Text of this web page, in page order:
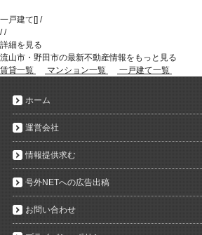
一戸建て[] /
//
詳細を見る
流山市・野田市の最新不動産情報をもっと見る
賃貸一覧
マンション一覧 一戸建て一覧
ホーム
運営会社
情報提供求む
号外NETへの広告出稿
お問い合わせ